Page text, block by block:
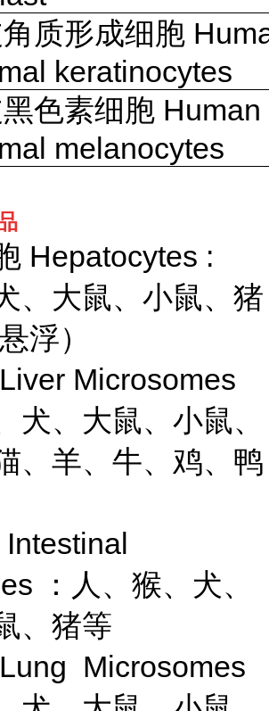
质形成细胞
keratinocytes
色素细胞 Human
melanocytes
Hepatocytes :
、大鼠、小鼠、猪
浮）
Microsomes
犬、大鼠、小鼠、
、羊、牛、鸡、鸭
：人、猴、犬、
、猪等
Microsomes